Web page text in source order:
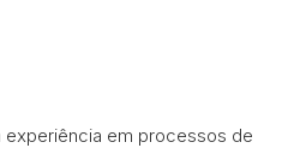
experiência em processos de